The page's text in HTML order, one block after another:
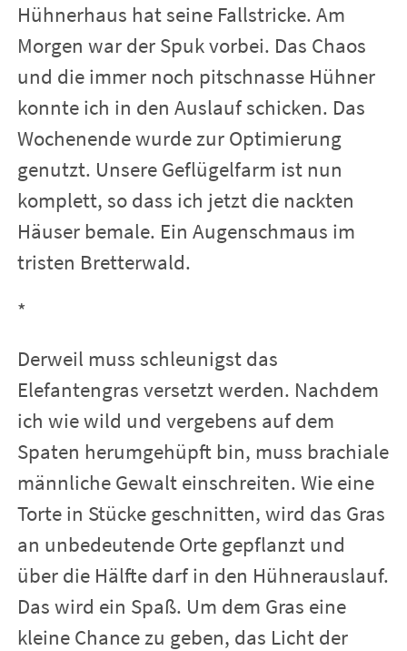
Hühnerhaus hat seine Fallstricke. Am
Morgen war der Spuk vorbei. Das Chaos
und die immer noch pitschnasse Hühner
konnte ich in den Auslauf schicken. Das
Wochenende wurde zur Optimierung
genutzt. Unsere Geflügelfarm ist nun
komplett, so dass ich jetzt die nackten
Häuser bemale. Ein Augenschmaus im
tristen Bretterwald.
*
Derweil muss schleunigst das
Elefantengras versetzt werden. Nachdem
ich wie wild und vergebens auf dem
Spaten herumgehüpft bin, muss brachiale
männliche Gewalt einschreiten. Wie eine
Torte in Stücke geschnitten, wird das Gras
an unbedeutende Orte gepflanzt und
über die Hälfte darf in den Hühnerauslauf.
Das wird ein Spaß. Um dem Gras eine
kleine Chance zu geben, das Licht der